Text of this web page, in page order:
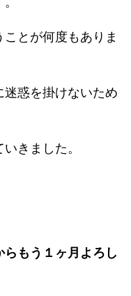
とが何度もありま
惑を掛けないため
きました。
らもう１ヶ月よろし